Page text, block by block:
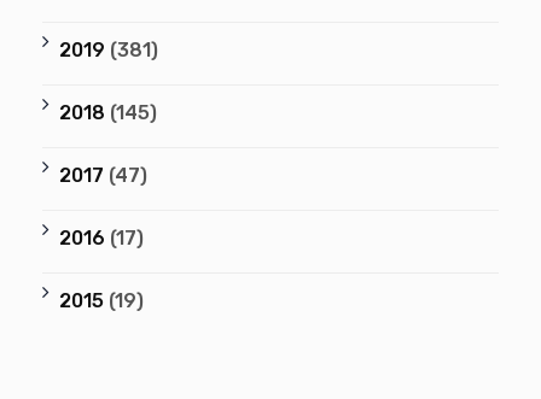
2019 (381)
2018 (145)
2017 (47)
2016 (17)
2015 (19)